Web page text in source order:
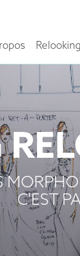
Relooking
C'EST